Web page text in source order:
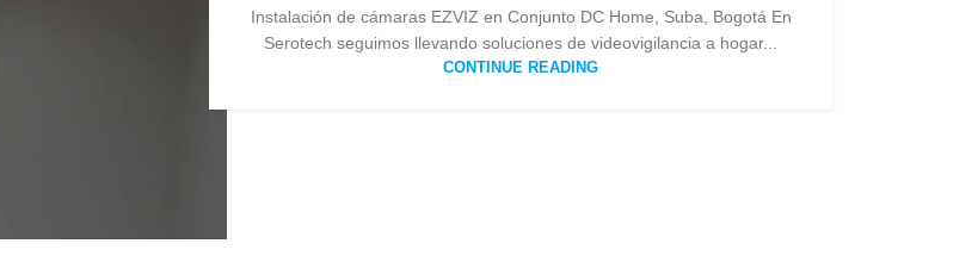
Instalación de cámaras EZVIZ en Conjunto DC Home, Suba, Bogotá En
Serotech seguimos llevando soluciones de videovigilancia a hogar...
CONTINUE READING